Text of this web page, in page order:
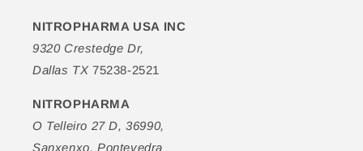
NITROPHARMA USA INC
9320 Crestedge Dr,
Dallas TX 75238-2521
NITROPHARMA
O Telleiro 27 D, 36990,
Sanxenxo, Pontevedra